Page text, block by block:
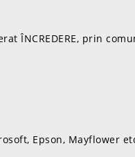
ÎNCREDERE, prin
Epson, Mayflower